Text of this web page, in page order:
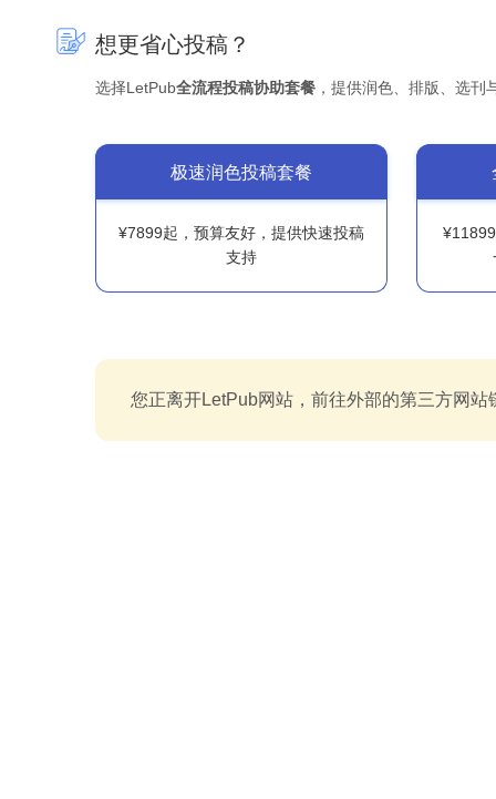
想更省心投稿？
选择LetPub全流程投稿协助套餐 ，提供润色、排版、选
极速润色投稿套餐
¥7899起，预算友好，提供快速投稿
支持
您正离开LetPub网站，前往外部的第三方网